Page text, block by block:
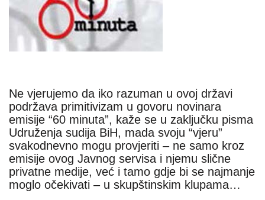
Ne vjerujemo da iko razuman u ovoj državi
podržava primitivizam u govoru novinara
emisije “60 minuta”, kaže se u zaključku pisma
Udruženja sudija BiH, mada svoju “vjeru”
svakodnevno mogu provjeriti – ne samo kroz
emisije ovog Javnog servisa i njemu slične
privatne medije, već i tamo gdje bi se najmanje
moglo očekivati – u skupštinskim klupama…